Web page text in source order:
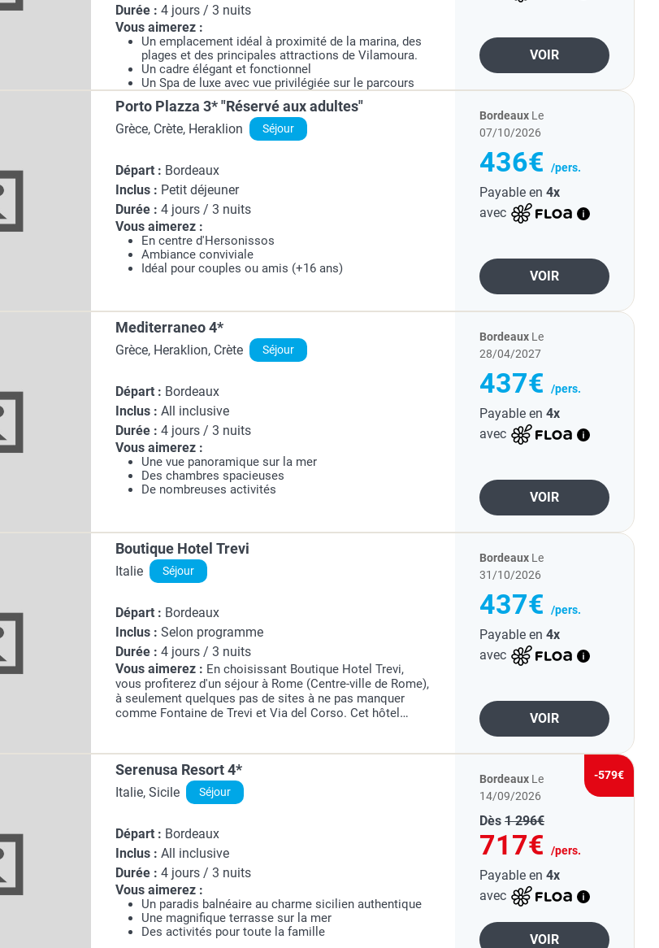
Durée : 4 jours / 3 nuits
Vous aimerez :
Un emplacement idéal à proximité de la marina, des
plages et des principales attractions de Vilamoura.
Un cadre élégant et fonctionnel
Un Spa de luxe avec vue privilégiée sur le parcours
de golf
VOIR
Porto Plazza 3* "Réservé aux adultes"
Grèce, Crète, Heraklion Séjour
Départ : Bordeaux
Inclus : Petit déjeuner
Durée : 4 jours / 3 nuits
Vous aimerez :
En centre d'Hersonissos
Ambiance conviviale
Idéal pour couples ou amis (+16 ans)
Bordeaux Le
07/10/2026
436€ /pers.
Payable en 4x
avec
VOIR
Mediterraneo 4*
Grèce, Heraklion, Crète Séjour
Départ : Bordeaux
Inclus : All inclusive
Durée : 4 jours / 3 nuits
Vous aimerez :
Une vue panoramique sur la mer
Des chambres spacieuses
De nombreuses activités
Bordeaux Le
28/04/2027
437€ /pers.
Payable en 4x
avec
VOIR
Boutique Hotel Trevi
Italie Séjour
Départ : Bordeaux
Inclus : Selon programme
Durée : 4 jours / 3 nuits
Vous aimerez : En choisissant Boutique Hotel Trevi,
vous profiterez d'un séjour à Rome (Centre-ville de Rome),
à seulement quelques pas de sites à ne pas manquer
comme Fontaine de Trevi et Via del Corso. Cet hôtel
Bordeaux Le
31/10/2026
437€ /pers.
Payable en 4x
avec
VOIR
Serenusa Resort 4*
Italie, Sicile Séjour
Départ : Bordeaux
Inclus : All inclusive
Durée : 4 jours / 3 nuits
Vous aimerez :
Un paradis balnéaire au charme sicilien authentique
Une magnifique terrasse sur la mer
Des activités pour toute la famille
Bordeaux Le
14/09/2026
Dès 1 296€
717€ /pers.
-579€
Payable en 4x
avec
VOIR